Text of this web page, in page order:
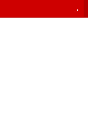
معركة 23 شتنبر 2026: هل أصبحت الأحزاب السياسية مجرد محطات لـ “الترحال الانتخابي”؟